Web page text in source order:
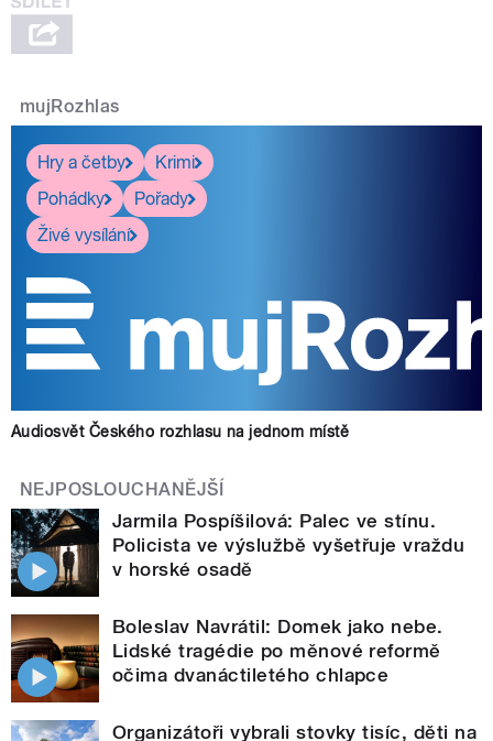
mujRozhlas
Hry a četby
Krimi
Pohádky
Pořady
Živé vysílání
Audiosvět Českého rozhlasu na jednom místě
NEJPOSLOUCHANĚJŠÍ
Jarmila Pospíšilová: Palec ve stínu.
Policista ve výslužbě vyšetřuje vraždu
v horské osadě
Boleslav Navrátil: Domek jako nebe.
Lidské tragédie po měnové reformě
očima dvanáctiletého chlapce
Organizátoři vybrali stovky tisíc, děti na